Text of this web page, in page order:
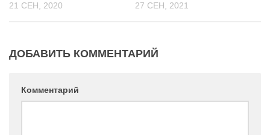
21 СЕН, 2020 27 СЕН, 2021
ДОБАВИТЬ КОММЕНТАРИЙ
Комментарий